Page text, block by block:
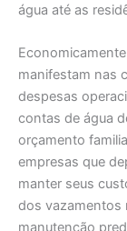
água até as
manifestam nas
despesas
contas de água
orçamento
empresas que
manter seus
dos vazamentos
manutenção